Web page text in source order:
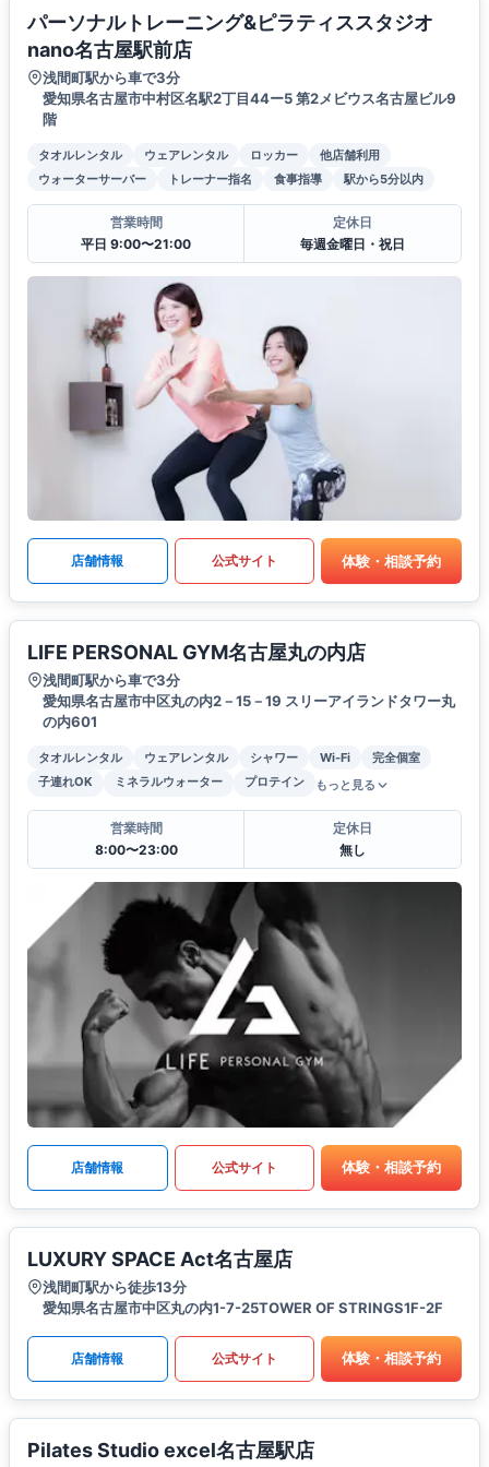
パーソナルトレーニング&ピラティススタジオ
nano名古屋駅前店
浅間町駅から車で3分
愛知県名古屋市中村区名駅2丁目44ー5 第2メビウス名古屋ビル9
階
タオルレンタル ウェアレンタル ロッカー
他店舗利用
ウォーターサーバー
トレーナー指名 食事指導 駅から5分以内
営業時間
平日 9:00〜21:00
定休日
毎週金曜日・祝日
店舗情報 公式サイト 体験・相談予約
LIFE PERSONAL GYM名古屋丸の内店
浅間町駅から車で3分
愛知県名古屋市中区丸の内2－15－19 スリーアイランドタワー丸
の内601
タオルレンタル ウェアレンタル シャワー Wi-Fi
完全個室
子連れOK
ミネラルウォーター プロテイン もっと見る
営業時間
8:00〜23:00
定休日
無し
店舗情報 公式サイト 体験・相談予約
LUXURY SPACE Act名古屋店
浅間町駅から徒歩13分
愛知県名古屋市中区丸の内1-7-25TOWER OF STRINGS1F-2F
店舗情報 公式サイト 体験・相談予約
Pilates Studio excel名古屋駅店